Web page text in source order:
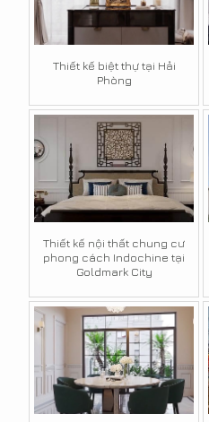
Thiết kế biệt thự tại Hải
Phòng
Thiết kế nội thất chung cư
phong cách Indochine tại
Goldmark City